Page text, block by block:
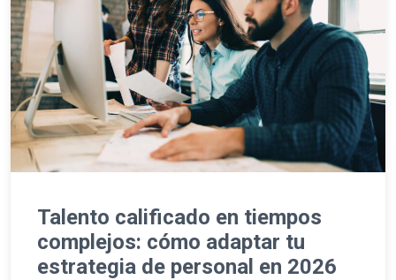
Talento calificado en tiempos
complejos: cómo adaptar tu
estrategia de personal en 2026